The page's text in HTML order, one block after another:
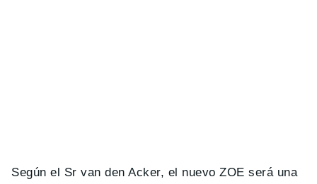
Según el Sr van den Acker, el nuevo ZOE será una